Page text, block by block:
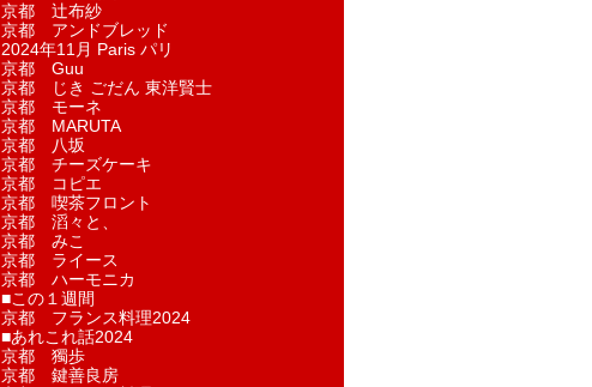
京都 辻布紗
京都 アンドブレッド
2024年11月 Paris パリ
京都 Guu
京都 じき ごだん 東洋賢士
京都 モーネ
京都 MARUTA
京都 八坂
京都 チーズケーキ
京都 コピエ
京都 喫茶フロント
京都 滔々と、
京都 みこ
京都 ライース
京都 ハーモニカ
■この１週間
京都 フランス料理2024
■あれこれ話2024
京都 獨歩
京都 鍵善良房